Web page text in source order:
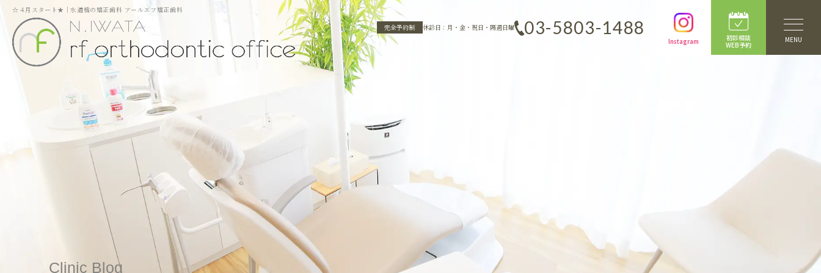
☆４月スタート★｜水道橋の矯正歯科 アールエフ矯正歯科
完全予約制
休診日：月・金・祝日・隔週日曜 03-5803-1488
Instagram
初診相談
WEB予約
MENU
Clinic Blog